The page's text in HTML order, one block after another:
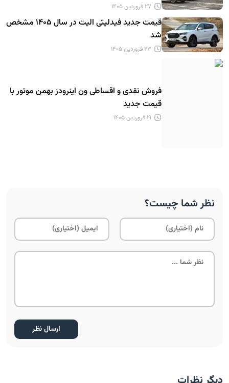
۲۷ فروردین ۱۴۰۵
قیمت جدید فیدلیتی الیت در سال ۱۴۰۵ مشخص
شد
۲۳ فروردین ۱۴۰۵
فروش نقدی و اقساطی ون اینرودز بهمن موتور با
قیمت جدید
۱۹ فروردین ۱۴۰۵
نظر شما چیست؟